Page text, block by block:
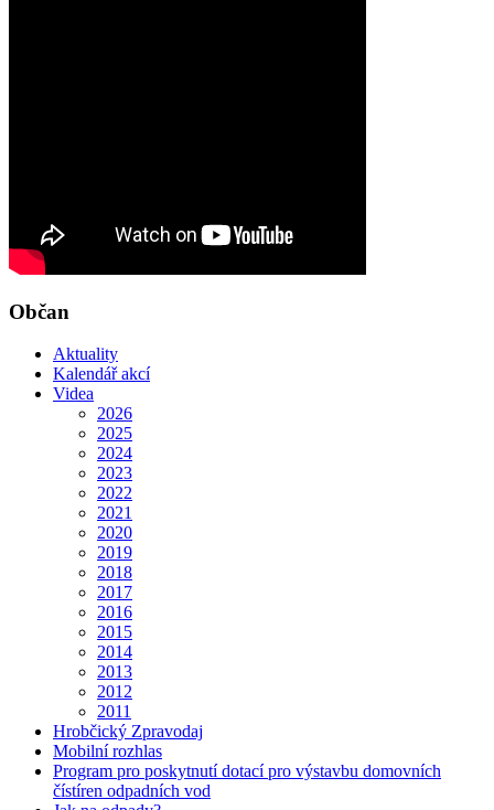
Občan
Aktuality
Kalendář akcí
Videa
2026
2025
2024
2023
2022
2021
2020
2019
2018
2017
2016
2015
2014
2013
2012
2011
Hrobčický Zpravodaj
Mobilní rozhlas
Program pro poskytnutí dotací pro výstavbu domovních
čístíren odpadních vod